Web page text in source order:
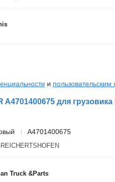
и
A4701400675 для
A4701400675
Truck &Parts